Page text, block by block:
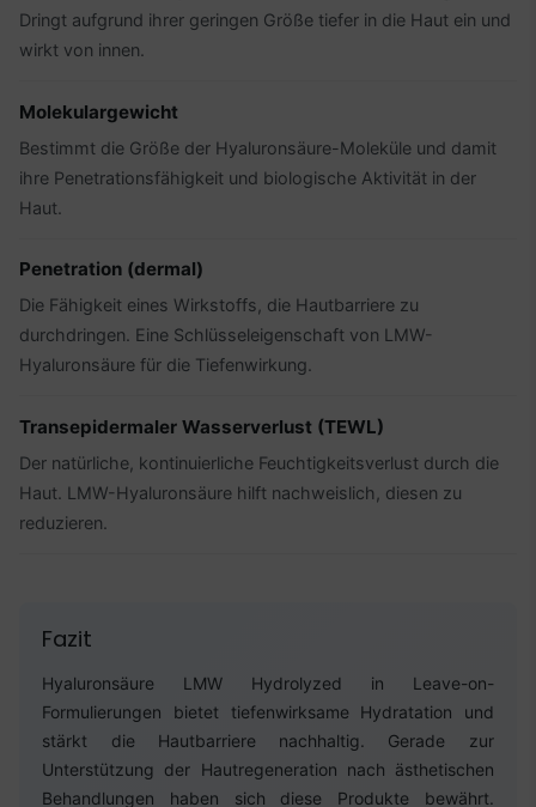
Dringt aufgrund ihrer geringen Größe tiefer in die Haut ein und
wirkt von innen.
Molekulargewicht
Bestimmt die Größe der Hyaluronsäure-Moleküle und damit
ihre Penetrationsfähigkeit und biologische Aktivität in der
Haut.
Penetration (dermal)
Die Fähigkeit eines Wirkstoffs, die Hautbarriere zu
durchdringen. Eine Schlüsseleigenschaft von LMW-
Hyaluronsäure für die Tiefenwirkung.
Transepidermaler Wasserverlust (TEWL)
Der natürliche, kontinuierliche Feuchtigkeitsverlust durch die
Haut. LMW-Hyaluronsäure hilft nachweislich, diesen zu
reduzieren.
Fazit
Hyaluronsäure LMW Hydrolyzed in Leave-on-
Formulierungen bietet tiefenwirksame Hydratation und
stärkt die Hautbarriere nachhaltig. Gerade zur
Unterstützung der Hautregeneration nach ästhetischen
Behandlungen haben sich diese Produkte bewährt.